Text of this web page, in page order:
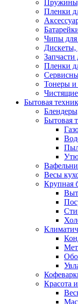
Пленки
Чипы для
Дискеты,
Запчасти
Пленки
Тонеры и
Чистящие
Бытовая
Бытовая
Весы
Крупная
Красота